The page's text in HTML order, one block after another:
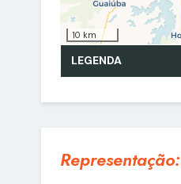
Representação: